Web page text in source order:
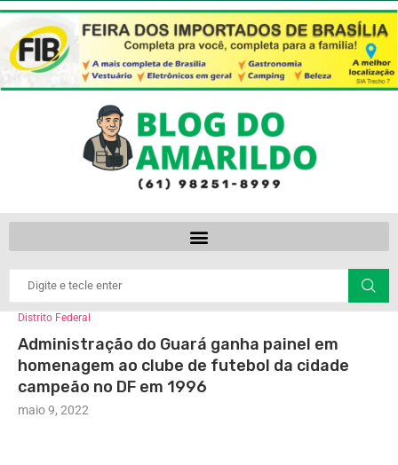
Distrito Federal
Administração do Guará ganha painel em
homenagem ao clube de futebol da cidade
campeão no DF em 1996
maio 9, 2022